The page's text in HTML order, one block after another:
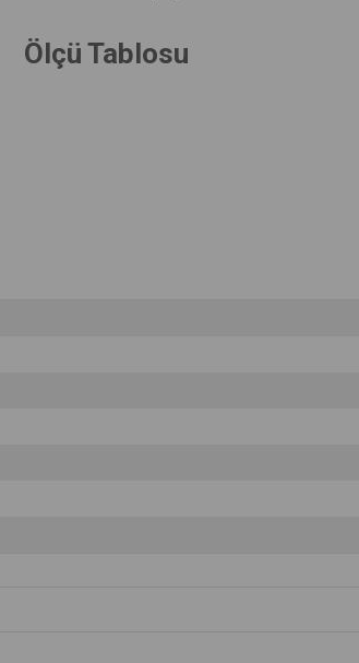
Ölçü Tablosu